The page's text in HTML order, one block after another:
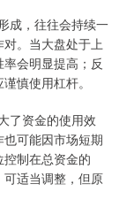
成，往往会持续一
。当大盘处于上
会明显提高；反
慎使用杠杆。
了资金的使用效
可能因市场短期
制在总资金的
适当调整，但原